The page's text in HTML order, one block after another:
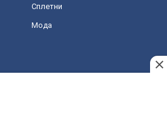
Сплетни
Мода